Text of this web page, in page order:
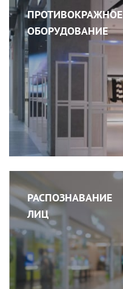
ПРОТИВОКРАЖНОЕ
ОБОРУДОВАНИЕ
РАСПОЗНАВАНИЕ
ЛИЦ